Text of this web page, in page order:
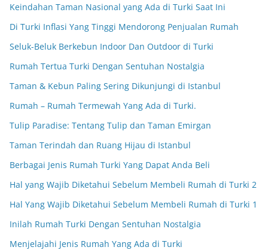
Keindahan Taman Nasional yang Ada di Turki Saat Ini
Di Turki Inflasi Yang Tinggi Mendorong Penjualan Rumah
Seluk-Beluk Berkebun Indoor Dan Outdoor di Turki
Rumah Tertua Turki Dengan Sentuhan Nostalgia
Taman & Kebun Paling Sering Dikunjungi di Istanbul
Rumah – Rumah Termewah Yang Ada di Turki.
Tulip Paradise: Tentang Tulip dan Taman Emirgan
Taman Terindah dan Ruang Hijau di Istanbul
Berbagai Jenis Rumah Turki Yang Dapat Anda Beli
Hal yang Wajib Diketahui Sebelum Membeli Rumah di Turki 2
Hal Yang Wajib Diketahui Sebelum Membeli Rumah di Turki 1
Inilah Rumah Turki Dengan Sentuhan Nostalgia
Menjelajahi Jenis Rumah Yang Ada di Turki